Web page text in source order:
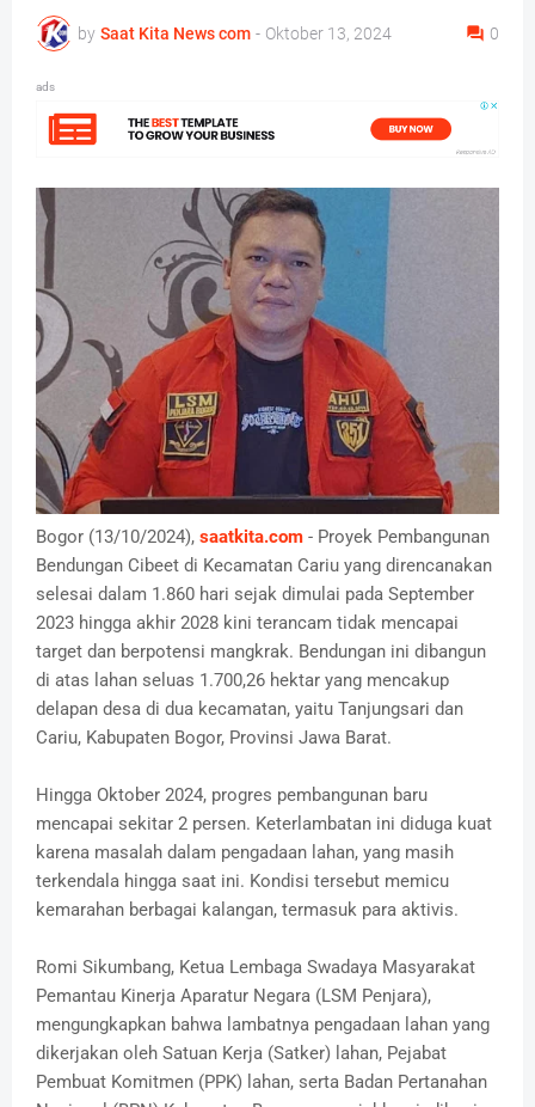
by Saat Kita News com - Oktober 13, 2024 0
ads
Bogor (13/10/2024), saatkita.com - Proyek Pembangunan
Bendungan Cibeet di Kecamatan Cariu yang direncanakan
selesai dalam 1.860 hari sejak dimulai pada September
2023 hingga akhir 2028 kini terancam tidak mencapai
target dan berpotensi mangkrak. Bendungan ini dibangun
di atas lahan seluas 1.700,26 hektar yang mencakup
delapan desa di dua kecamatan, yaitu Tanjungsari dan
Cariu, Kabupaten Bogor, Provinsi Jawa Barat.
Hingga Oktober 2024, progres pembangunan baru
mencapai sekitar 2 persen. Keterlambatan ini diduga kuat
karena masalah dalam pengadaan lahan, yang masih
terkendala hingga saat ini. Kondisi tersebut memicu
kemarahan berbagai kalangan, termasuk para aktivis.
Romi Sikumbang, Ketua Lembaga Swadaya Masyarakat
Pemantau Kinerja Aparatur Negara (LSM Penjara),
mengungkapkan bahwa lambatnya pengadaan lahan yang
dikerjakan oleh Satuan Kerja (Satker) lahan, Pejabat
Pembuat Komitmen (PPK) lahan, serta Badan Pertanahan